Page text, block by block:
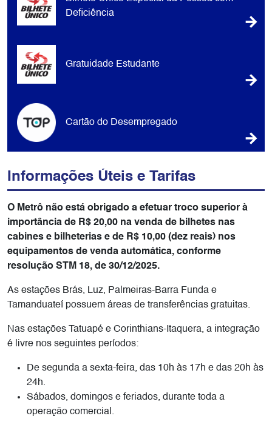
Deficiência
Gratuidade Estudante
Cartão do Desempregado
Informações Úteis e Tarifas
O Metrô não está obrigado a efetuar troco superior à
importância de R$ 20,00 na venda de bilhetes nas
cabines e bilheterias e de R$ 10,00 (dez reais) nos
equipamentos de venda automática, conforme
resolução STM 18, de 30/12/2025.
As estações Brás, Luz, Palmeiras-Barra Funda e
Tamanduateí possuem áreas de transferências gratuitas.
Nas estações Tatuapé e Corinthians-Itaquera, a integração
é livre nos seguintes períodos:
De segunda a sexta-feira, das 10h às 17h e das 20h às
24h.
Sábados, domingos e feriados, durante toda a
operação comercial.